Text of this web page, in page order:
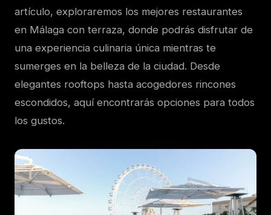
artículo, exploraremos los mejores restaurantes
en Málaga con terraza, donde podrás disfrutar de
una experiencia culinaria única mientras te
sumerges en la belleza de la ciudad. Desde
elegantes rooftops hasta acogedores rincones
escondidos, aquí encontrarás opciones para todos
los gustos.